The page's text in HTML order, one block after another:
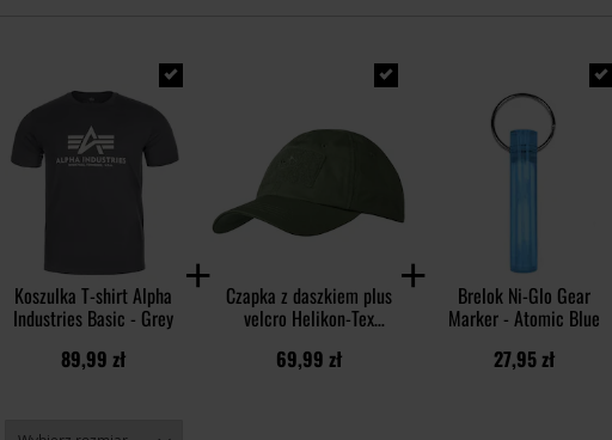
Koszulka T-shirt Alpha
Industries Basic - Grey
89,99 zł
Czapka z daszkiem plus
velcro Helikon-Tex
Olive Green
69,99 zł
Brelok Ni-Glo Gear
Marker - Atomic Blue
27,95 zł